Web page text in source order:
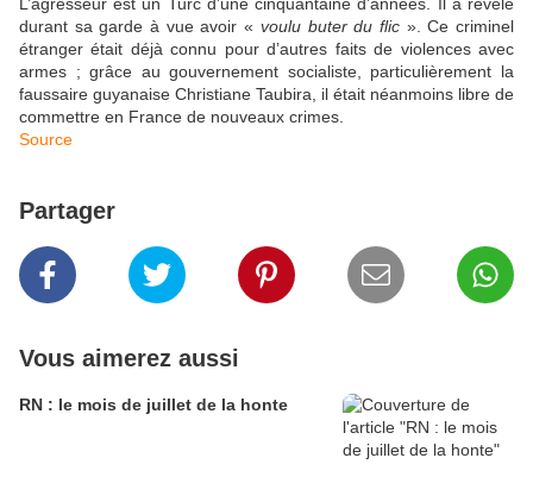
durant sa garde à vue avoir « voulu buter du flic ». Ce criminel
étranger était déjà connu pour d’autres faits de violences avec
armes ; grâce au gouvernement socialiste, particulièrement la
faussaire guyanaise Christiane Taubira, il était néanmoins libre de
commettre en France de nouveaux crimes.
Source
Partager
Vous aimerez aussi
RN : le mois de juillet de la honte